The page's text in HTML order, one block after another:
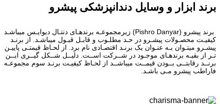
برند ابزار و وسایل دندانپزشکی پیشرو
برند پیشرو (Pishro Danyar) زیرمجموعـه برندهـای دنتـال دیوایـس میباشـد
کیفیـت محصـولات پیشـرو در حـد مطلـوب و قابـل قبـول میباشـد. از برنـد
پیشـرو میتـوان بـه عنـوان یک برنـد اقتصـادی نام برد. از لحـاظ قیمتـی پاییـن
تـر از بقیـه برندهـای موجـود در شــرکت اســت. دلیــل شــکل گیــری ایــن
برنــد رقابتــی بــودن قیمــت میباشــد از لحـاظ کیفیـت برنـد سوم مجموعـه
فاراطب پیشرو مـی باشـد.